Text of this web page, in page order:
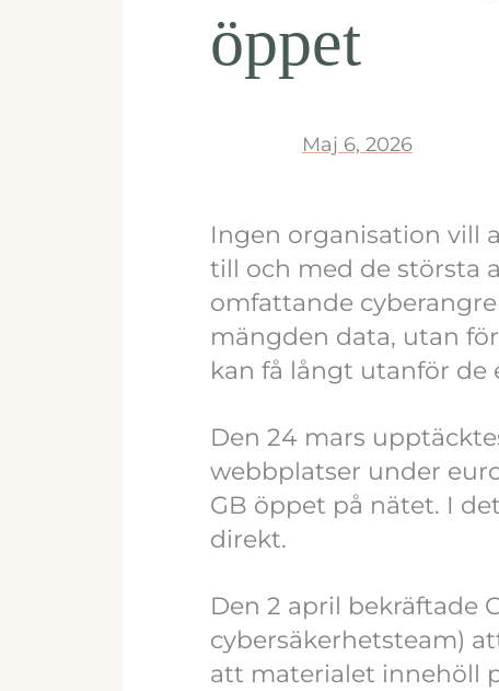
öppet
Maj 6, 2026
Ingen organisation vill
till och med de största
omfattande
mängden data, utan
kan få långt utanför de
Den 24 mars
webbplatser under
GB öppet på nätet. I
direkt.
Den 2 april bekräftade
cybersäkerhetsteam)
att materialet innehöll